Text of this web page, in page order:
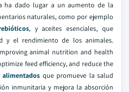
ha dado lugar a un aumento de la
naturales, como por ejemplo
, y aceites esenciales, que
y el rendimiento de los animales.
animal nutrition and health
feed efficiency, and reduce the
alimentados que promueve la salud
inmunitaria y mejora la absorción